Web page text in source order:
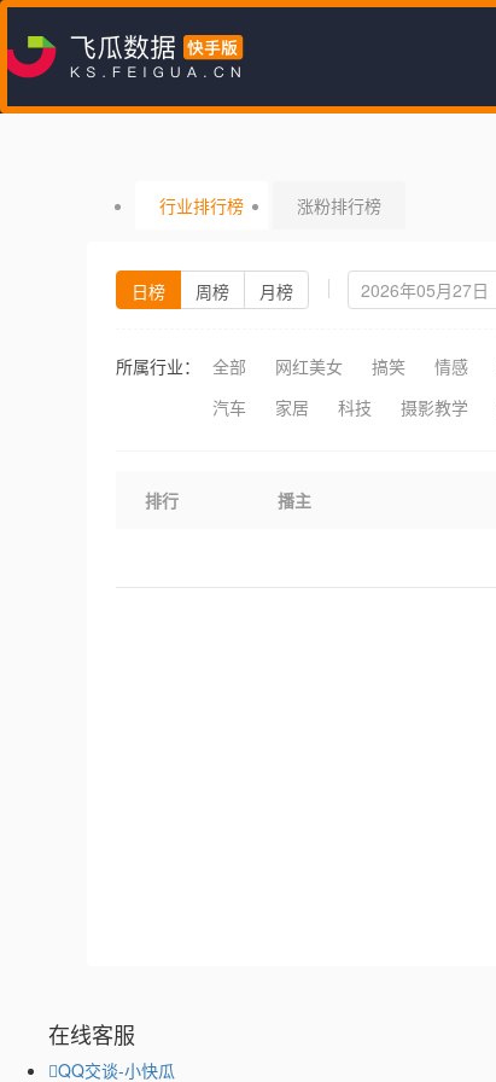
行业排行榜 涨粉排行榜
日榜 周榜 月榜
所属行业： 全部 网红美女 搞笑 情感
汽车
家居 科技 摄影教学
排行 播主
在线客服
QQ交谈-小快瓜